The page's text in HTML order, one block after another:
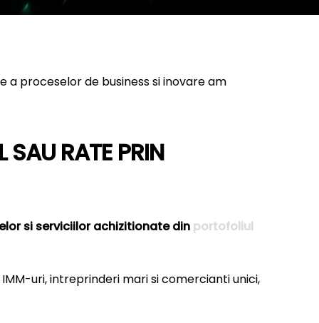
proceselor de business si inovare am
SAU RATE PRIN
si serviciilor achizitionate din portofoliul
uri, intreprinderi mari si comercianti unici,